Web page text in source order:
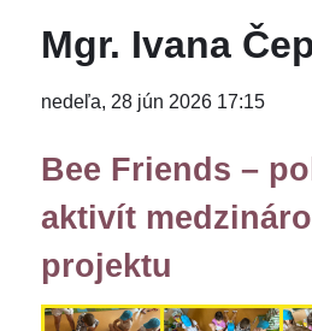
Mgr. Ivana
nedeľa, 28 jún 2026 17:15
Bee Friends –
aktivít
projektu